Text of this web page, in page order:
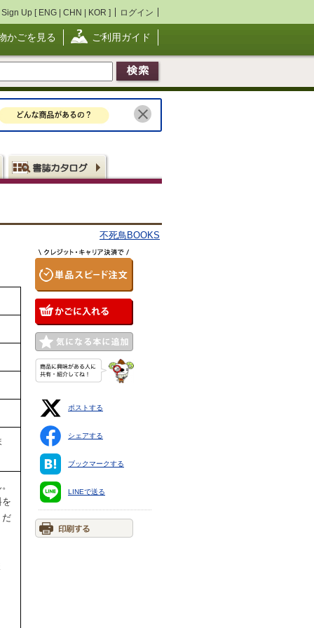
Sign Up [ ENG | CHN | KOR ] ログイン
かごを見る ご利用ガイド
不死鳥BOOKS
だ
ポストする
シェアする
ブックマークする
LINEで送る